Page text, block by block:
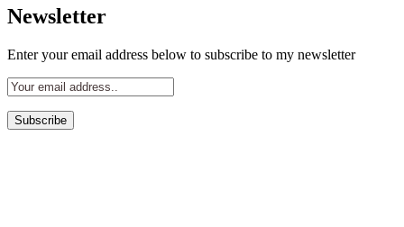
Newsletter
Enter your email address below to subscribe to my newsletter